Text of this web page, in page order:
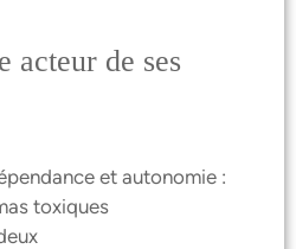
acteur de ses
et autonomie :
toxiques